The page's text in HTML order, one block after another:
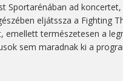
Sportarénában ad koncertet,
eljátssza a Fighting
emellett természetesen a
sem maradnak ki a